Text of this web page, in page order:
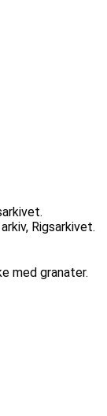
Rigsarkivet.
med granater.